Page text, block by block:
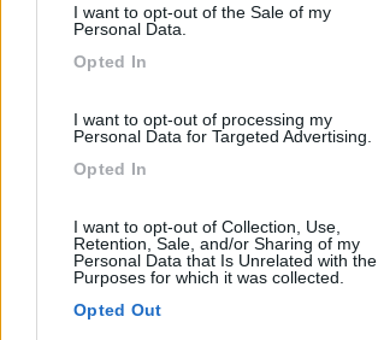
I want to opt-out of the Sale of my
Personal Data.
Opted In
I want to opt-out of processing my
Personal Data for Targeted Advertising.
Opted In
I want to opt-out of Collection, Use,
Retention, Sale, and/or Sharing of my
Personal Data that Is Unrelated with the
Purposes for which it was collected.
Opted Out
Area di sosta (AA)
Bogner's Wohnmobilstellplatz